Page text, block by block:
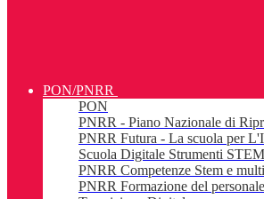
PON/PNRR
PON
PNRR - Piano Nazionale di
PNRR Futura - La scuola per
Scuola Digitale Strumenti STEM
PNRR Competenze Stem e
PNRR Formazione del